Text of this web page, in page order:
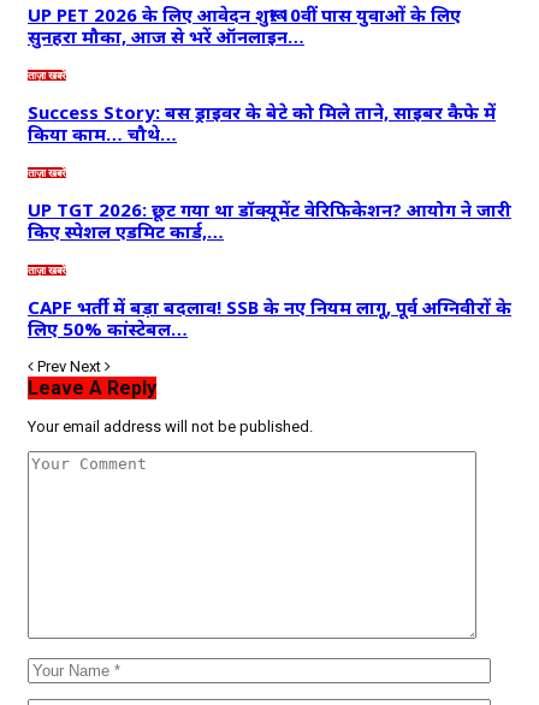
UP PET 2026 के लिए आवेदन शुरू! 10वीं पास युवाओं के लिए
सुनहरा मौका, आज से भरें ऑनलाइन…
ताज़ा खबरें
Success Story: बस ड्राइवर के बेटे को मिले ताने, साइबर कैफे में
किया काम… चौथे…
ताज़ा खबरें
UP TGT 2026: छूट गया था डॉक्यूमेंट वेरिफिकेशन? आयोग ने जारी
किए स्पेशल एडमिट कार्ड,…
ताज़ा खबरें
CAPF भर्ती में बड़ा बदलाव! SSB के नए नियम लागू, पूर्व अग्निवीरों के
लिए 50% कांस्टेबल…
Prev Next
Leave A Reply
Your email address will not be published.